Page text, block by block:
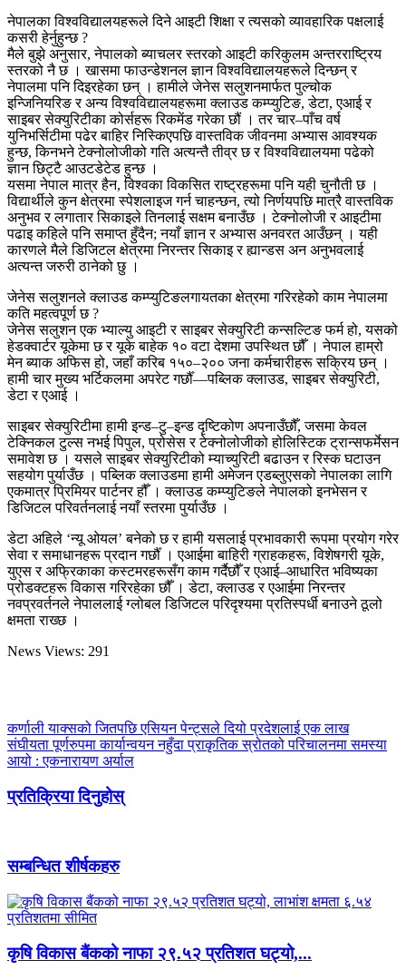
नेपालका विश्वविद्यालयहरूले दिने आइटी शिक्षा र त्यसको व्यावहारिक पक्षलाई
कसरी हेर्नुहुन्छ ?
मैले बुझे अनुसार, नेपालको ब्याचलर स्तरको आइटी करिकुलम अन्तरराष्ट्रिय
स्तरको नै छ । खासमा फाउन्डेशनल ज्ञान विश्वविद्यालयहरूले दिन्छन् र
नेपालमा पनि दिइरहेका छन् । हामीले जेनेस सलुशनमार्फत पुल्चोक
इन्जिनियरिङ र अन्य विश्वविद्यालयहरूमा क्लाउड कम्प्युटिङ, डेटा, एआई र
साइबर सेक्युरिटीका कोर्सहरू रिकमेंड गरेका छौं । तर चार–पाँच वर्ष
युनिभर्सिटीमा पढेर बाहिर निस्किएपछि वास्तविक जीवनमा अभ्यास आवश्यक
हुन्छ, किनभने टेक्नोलोजीको गति अत्यन्तै तीव्र छ र विश्वविद्यालयमा पढेको
ज्ञान छिट्टै आउटडेटेड हुन्छ ।
यसमा नेपाल मात्र हैन, विश्वका विकसित राष्ट्रहरूमा पनि यही चुनौती छ ।
विद्यार्थीले कुन क्षेत्रमा स्पेशलाइज गर्न चाहन्छन, त्यो निर्णयपछि मात्रै वास्तविक
अनुभव र लगातार सिकाइले तिनलाई सक्षम बनाउँछ । टेक्नोलोजी र आइटीमा
पढाइ कहिले पनि समाप्त हुँदैन; नयाँ ज्ञान र अभ्यास अनवरत आउँछन् । यही
कारणले मैले डिजिटल क्षेत्रमा निरन्तर सिकाइ र ह्यान्डस अन अनुभवलाई
अत्यन्त जरुरी ठानेको छु ।
जेनेस सलुशनले क्लाउड कम्प्युटिङलगायतका क्षेत्रमा गरिरहेको काम नेपालमा
कति महत्वपूर्ण छ ?
जेनेस सलुशन एक भ्याल्यु आइटी र साइबर सेक्युरिटी कन्सल्टिङ फर्म हो, यसको
हेडक्वार्टर यूकेमा छ र यूके बाहेक १० वटा देशमा उपस्थित छौँ । नेपाल हाम्रो
मेन ब्याक अफिस हो, जहाँ करिब १५०–२०० जना कर्मचारीहरू सक्रिय छन् ।
हामी चार मुख्य भर्टिकलमा अपरेट गर्छौँ—पब्लिक क्लाउड, साइबर सेक्युरिटी,
डेटा र एआई ।
साइबर सेक्युरिटीमा हामी इन्ड–टु–इन्ड दृष्टिकोण अपनाउँछौँ, जसमा केवल
टेक्निकल टुल्स नभई पिपुल, प्रोसेस र टेक्नोलोजीको होलिस्टिक ट्रान्सफर्मेसन
समावेश छ । यसले साइबर सेक्युरिटीको म्याच्युरिटी बढाउन र रिस्क घटाउन
सहयोग पुर्याउँछ । पब्लिक क्लाउडमा हामी अमेजन एडब्लुएसको नेपालका लागि
एकमात्र प्रिमियर पार्टनर हौँ । क्लाउड कम्प्युटिङले नेपालको इनभेसन र
डिजिटल परिवर्तनलाई नयाँ स्तरमा पुर्याउँछ ।
डेटा अहिले ‘न्यू ओयल’ बनेको छ र हामी यसलाई प्रभावकारी रूपमा प्रयोग गरेर
सेवा र समाधानहरू प्रदान गर्छौँ । एआईमा बाहिरी ग्राहकहरू, विशेषगरी यूके,
युएस र अफ्रिकाका कस्टमरहरूसँग काम गर्दैछौँ र एआई–आधारित भविष्यका
प्रोडक्टहरू विकास गरिरहेका छौँ । डेटा, क्लाउड र एआईमा निरन्तर
नवप्रवर्तनले नेपाललाई ग्लोबल डिजिटल परिदृश्यमा प्रतिस्पर्धी बनाउने ठूलो
क्षमता राख्छ ।
News Views: 291
कर्णाली याक्सको जितपछि एसियन पेन्ट्सले दियो प्रदेशलाई एक लाख
संघीयता पूर्णरुपमा कार्यान्वयन नहुँदा प्राकृतिक स्रोतको परिचालनमा समस्या
आयो : एकनारायण अर्याल
प्रतिक्रिया दिनुहोस्
सम्बन्धित शीर्षकहरु
कृषि विकास बैंकको नाफा २९.५२ प्रतिशत घट्यो,...